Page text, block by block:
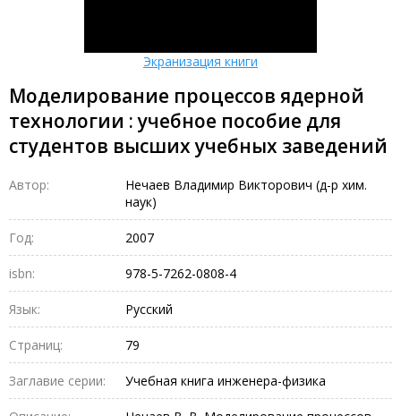
Экранизация книги
Моделирование процессов ядерной
технологии : учебное пособие для
студентов высших учебных заведений
Автор:
Нечаев Владимир Викторович (д-р хим.
наук)
Год: 2007
isbn: 978-5-7262-0808-4
Язык: Русский
Страниц: 79
Заглавие серии: Учебная книга инженера-физика